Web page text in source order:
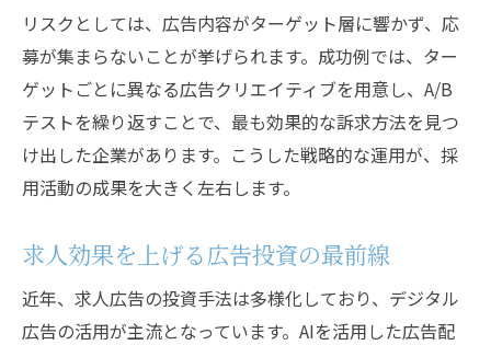
リスクとしては、広告内容がターゲット層に響かず、応
募が集まらないことが挙げられます。成功例では、ター
ゲットごとに異なる広告クリエイティブを用意し、A/B
テストを繰り返すことで、最も効果的な訴求方法を見つ
け出した企業があります。こうした戦略的な運用が、採
用活動の成果を大きく左右します。
求人効果を上げる広告投資の最前線
近年、求人広告の投資手法は多様化しており、デジタル
広告の活用が主流となっています。AIを活用した広告配